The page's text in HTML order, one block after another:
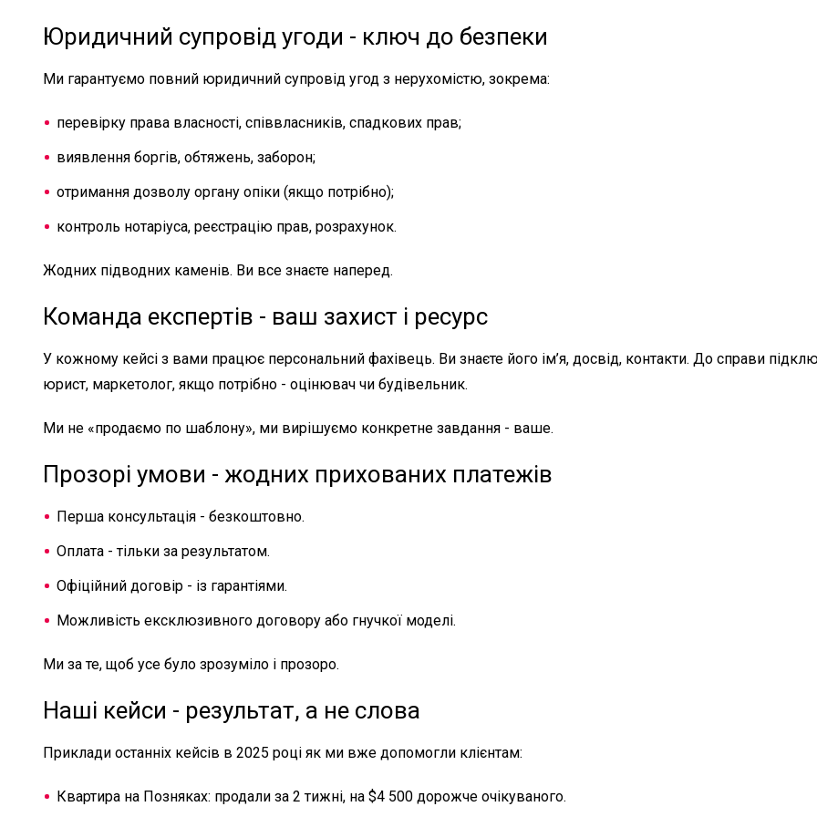
Юридичний супровід угоди - ключ до безпеки
Ми гарантуємо повний юридичний супровід угод з нерухомістю, зокрема:
перевірку права власності, співвласників, спадкових прав;
виявлення боргів, обтяжень, заборон;
отримання дозволу органу опіки (якщо потрібно);
контроль нотаріуса, реєстрацію прав, розрахунок.
Жодних підводних каменів. Ви все знаєте наперед.
Команда експертів - ваш захист і ресурс
У кожному кейсі з вами працює персональний фахівець. Ви знаєте його ім’я, досвід, контакти. До справи
юрист, маркетолог, якщо потрібно - оцінювач чи будівельник.
Ми не «продаємо по шаблону», ми вирішуємо конкретне завдання - ваше.
Прозорі умови - жодних прихованих платежів
Перша консультація - безкоштовно.
Оплата - тільки за результатом.
Офіційний договір - із гарантіями.
Можливість ексклюзивного договору або гнучкої моделі.
Ми за те, щоб усе було зрозуміло і прозоро.
Наші кейси - результат, а не слова
Приклади останніх кейсів в 2025 році як ми вже допомогли клієнтам:
Квартира на Позняках: продали за 2 тижні, на $4 500 дорожче очікуваного.